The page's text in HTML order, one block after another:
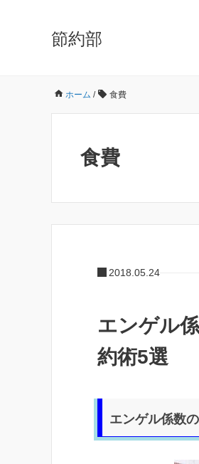
節約部
ホーム / 食費
食費
2018.05.24
エンゲル
約術5選
エンゲル係数